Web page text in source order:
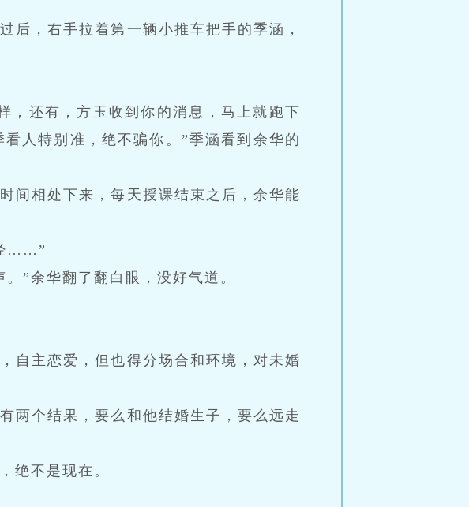
后，右手拉着第一辆小推车把手的季涵，
，还有，方玉收到你的消息，马上就跑下
人特别准，绝不骗你。”季涵看到余华的
间相处下来，每天授课结束之后，余华能
……”
”余华翻了翻白眼，没好气道。
自主恋爱，但也得分场合和环境，对未婚
两个结果，要么和他结婚生子，要么远走
绝不是现在。